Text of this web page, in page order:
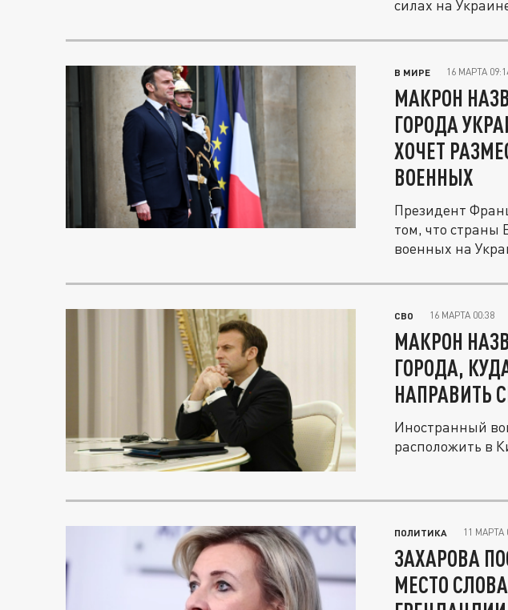
силах на
В МИРЕ 16 МАРТА
МАКРОН
ГОРОДА
ХОЧЕТ
ВОЕННЫХ
Президент
том, что страны
военных на
СВО 16 МАРТА 00:38
МАКРОН
ГОРОДА,
НАПРАВИТЬ
Иностранный
расположить в
ПОЛИТИКА 11 МАРТА
ЗАХАРОВА
МЕСТО